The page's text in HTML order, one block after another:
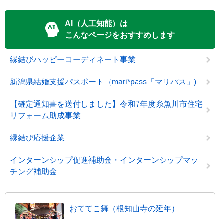
AI（人工知能）は
こんなページをおすすめします
縁結びハッピーコーディネート事業
新潟県結婚支援パスポート（mari*pass「マリパス」)
【確定通知書を送付しました】令和7年度糸魚川市住宅
リフォーム助成事業
縁結び応援企業
インターンシップ促進補助金・インターンシップマッ
チング補助金
おててこ舞（根知山寺の延年）